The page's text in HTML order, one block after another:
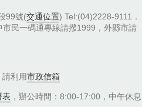
99號(交通位置) Tel:(04)2228-9111．
民一碼通專線請撥1999，外縣市請
利用市政信箱
表 ，辦公時間：8:00-17:00，中午休息